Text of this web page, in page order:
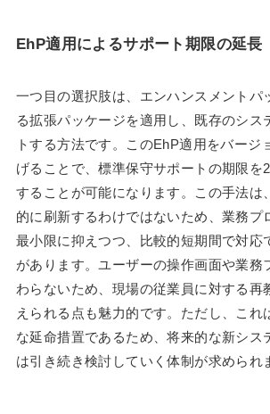
EhP適用によるサポート期限の延長
一つ目の選択肢は、エンハンスメントパ
る拡張パッケージを適用し、既存のシス
トする方法です。このEhP適用をバージ
げることで、標準保守サポートの期限を
することが可能になります。この手法は
的に刷新するわけではないため、業務プ
最小限に抑えつつ、比較的短期間で対応
があります。ユーザーの操作画面や業務
わらないため、現場の従業員に対する再
えられる点も魅力的です。ただし、これ
な延命措置であるため、将来的な新シス
は引き続き検討していく体制が求められ